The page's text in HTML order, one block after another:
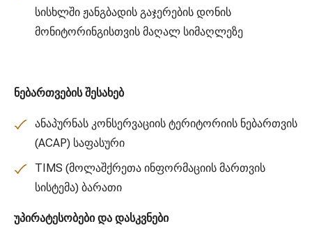
სისხლში ჟანგბადის გაჯერების დონის
მონიტორინგისთვის მაღალ სიმაღლეზე
ნებართვების შესახებ
ანაპურნას კონსერვაციის ტერიტორიის ნებართვის
(ACAP) საფასური
TIMS (მოლაშქრეთა ინფორმაციის მართვის
სისტემა) ბარათი
უპირატესობები და დასკვნები